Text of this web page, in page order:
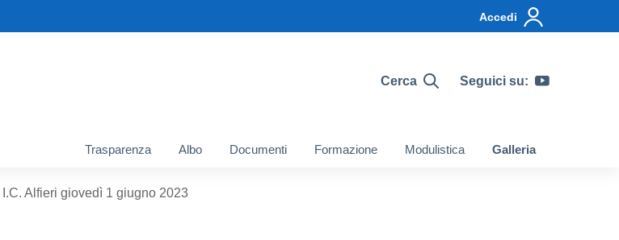
Accedi
Cerca Seguici su:
Trasparenza Albo Documenti Formazione Modulistica Galleria
Alfieri giovedì 1 giugno 2023